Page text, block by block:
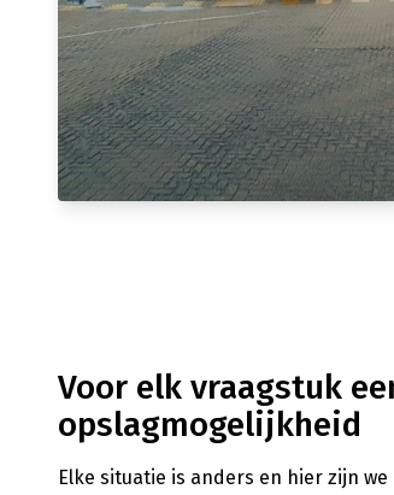
Voor elk vraagstuk
opslagmogelijkheid
Elke situatie is anders en hier zijn